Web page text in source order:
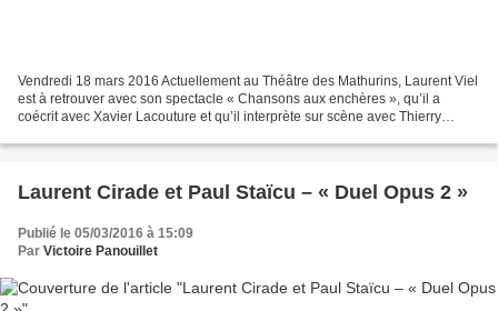
Vendredi 18 mars 2016 Actuellement au Théâtre des Mathurins, Laurent Viel
est à retrouver avec son spectacle « Chansons aux enchères », qu’il a
coécrit avec Xavier Lacouture et qu’il interprète sur scène avec Thierry
Laurent Cirade et Paul Staïcu – « Duel Opus 2 »
Publié le 05/03/2016 à 15:09
Par Victoire Panouillet